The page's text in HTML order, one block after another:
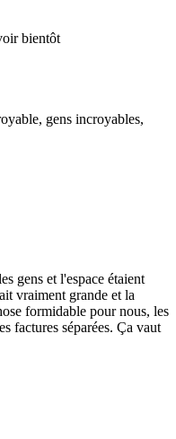
bientôt
gens incroyables,
gens et l'espace étaient
vraiment grande et la
formidable pour nous, les
factures séparées. Ça vaut